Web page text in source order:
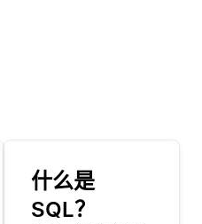
什么是
SQL？